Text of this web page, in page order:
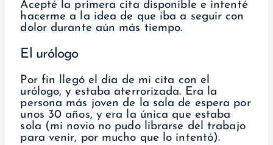
Acepté la primera cita disponible e intenté
hacerme a la idea de que iba a seguir con
dolor durante aún más tiempo.
El urólogo
Por fin llegó el día de mi cita con el
urólogo, y estaba aterrorizada. Era la
persona más joven de la sala de espera por
unos 30 años, y era la única que estaba
sola (mi novio no pudo librarse del trabajo
para venir, por mucho que lo intentó).